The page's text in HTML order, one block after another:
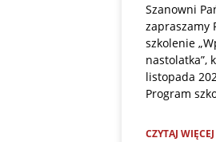
Szanowni
zapraszamy
szkolenie
nastolatka”,
listopada
Program
CZYTAJ